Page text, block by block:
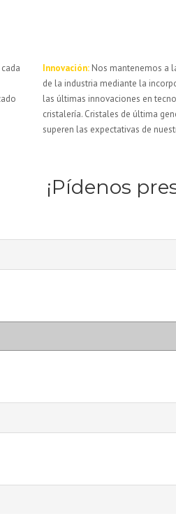
Innovación:Nos mantenemos a
de la industria mediante la
las últimas innovaciones en
cristalería. Cristales de última
superen las expectativas de
¡Pídenos